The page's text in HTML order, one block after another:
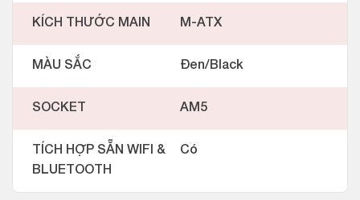
KÍCH THƯỚC MAIN M-ATX
MÀU SẮC Đen/Black
SOCKET AM5
TÍCH HỢP SẴN WIFI &
BLUETOOTH
Có